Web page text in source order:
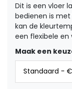
Dit is een vloer
bedienen is met
kan de
een flexibele en
Maak een